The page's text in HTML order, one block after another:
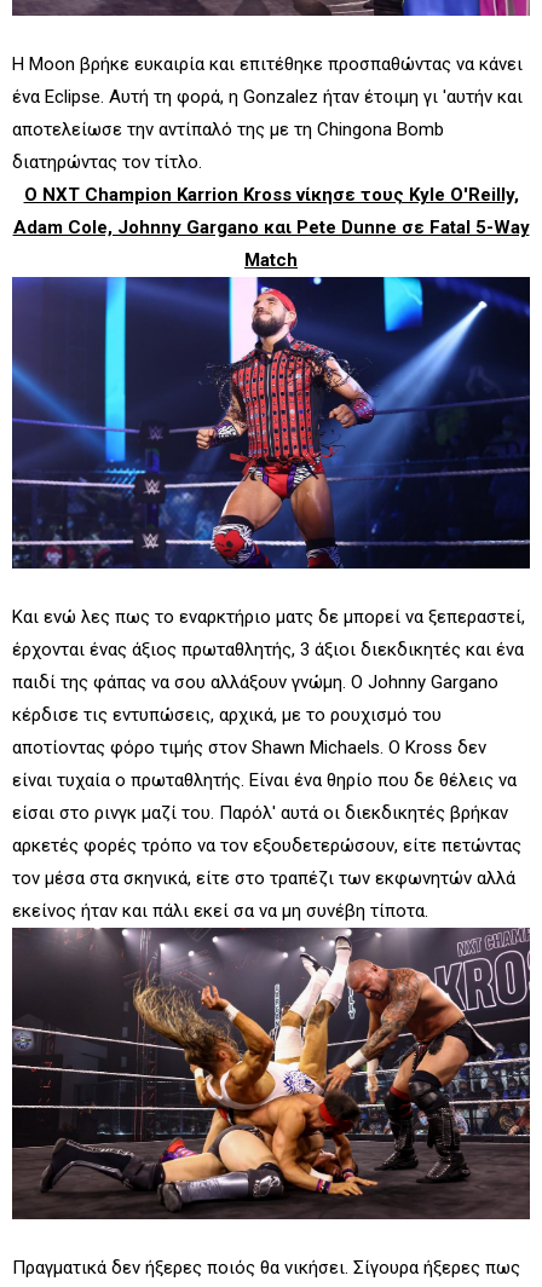
Η Moon βρήκε ευκαιρία και επιτέθηκε προσπαθώντας να κάνει
ένα Eclipse. Αυτή τη φορά, η Gonzalez ήταν έτοιμη γι 'αυτήν και
αποτελείωσε την αντίπαλό της με τη Chingona Bomb
διατηρώντας τον τίτλο.
Ο NXT Champion Karrion Kross νίκησε τους Kyle O'Reilly,
Adam Cole, Johnny Gargano και Pete Dunne σε Fatal 5-Way
Match
Και ενώ λες πως το εναρκτήριο ματς δε μπορεί να ξεπεραστεί,
έρχονται ένας άξιος πρωταθλητής, 3 άξιοι διεκδικητές και ένα
παιδί της φάπας να σου αλλάξουν γνώμη. Ο Johnny Gargano
κέρδισε τις εντυπώσεις, αρχικά, με το ρουχισμό του
αποτίοντας φόρο τιμής στον Shawn Michaels. Ο Kross δεν
είναι τυχαία ο πρωταθλητής. Είναι ένα θηρίο που δε θέλεις να
είσαι στο ρινγκ μαζί του. Παρόλ' αυτά οι διεκδικητές βρήκαν
αρκετές φορές τρόπο να τον εξουδετερώσουν, είτε πετώντας
τον μέσα στα σκηνικά, είτε στο τραπέζι των εκφωνητών αλλά
εκείνος ήταν και πάλι εκεί σα να μη συνέβη τίποτα.
Πραγματικά δεν ήξερες ποιός θα νικήσει. Σίγουρα ήξερες πως